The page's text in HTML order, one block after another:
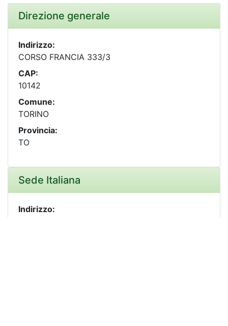
Direzione generale
Indirizzo:
CORSO FRANCIA 333/3
CAP:
10142
Comune:
TORINO
Provincia:
TO
Sede Italiana
Indirizzo: